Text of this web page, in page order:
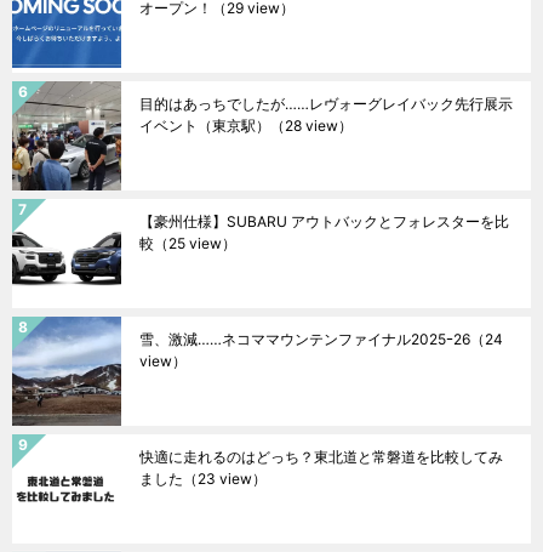
オープン！ （29 view）
目的はあっちでしたが……レヴォーグレイバック先行展示
イベント（東京駅）
（28 view）
【豪州仕様】SUBARU アウトバックとフォレスターを比
較 （25 view）
雪、激減……ネコママウンテンファイナル2025ｰ26 （24
view）
快適に走れるのはどっち？東北道と常磐道を比較してみ
ました （23 view）